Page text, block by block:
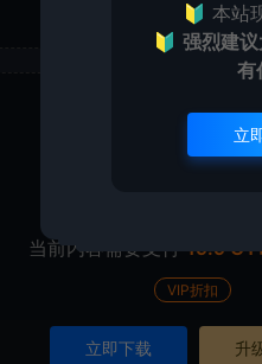
当前内容需要支付 19.9 CY
VIP折扣
立即下载 升
🔰 本站
🔰 强烈建
有
立